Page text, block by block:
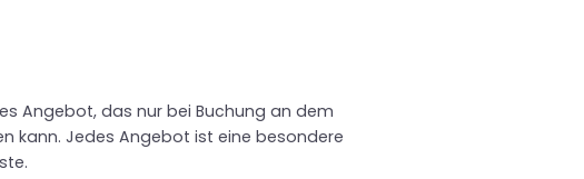
Angebot, das nur bei Buchung an dem
kann. Jedes Angebot ist eine besondere